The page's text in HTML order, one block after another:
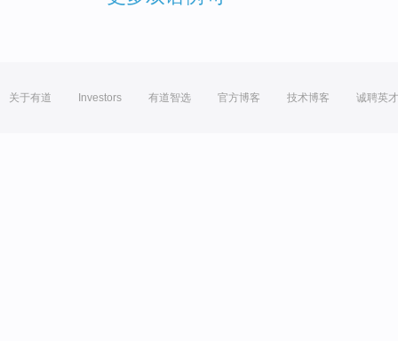
关于有道 Investors 有道智选 官方博客 技术博客 诚聘英才